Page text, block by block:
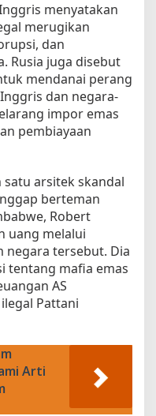
menyatakan
merugikan
dan
Rusia juga disebut
mendanai perang
dan negara-
impor emas
pembiayaan
satu arsitek skandal
berteman
Robert
uang melalui
negara tersebut. Dia
tentang mafia emas
AS
Pattani
Arti